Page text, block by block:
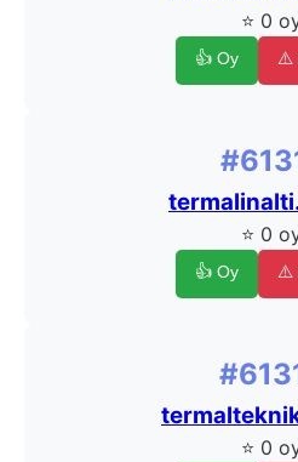
⭐ 0
👍 Oy ⚠️
⭐ 0
👍 Oy ⚠️
⭐ 0